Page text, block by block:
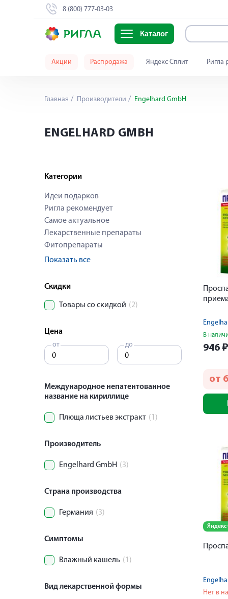
8 (800) 777-03-03
Каталог
Акции Распродажа Яндекс Сплит Ригла
Главная Производители Engelhard GmbH
ENGELHARD GMBH
Категории
Идеи подарков
Ригла рекомендует
Самое актуальное
Лекарственные препараты
Фитопрепараты
Показать все
Скидки
Товары со скидкой (2)
Цена
от до
Международное непатентованное
название на кириллице
Плюща листьев экстракт (1)
Производитель
Engelhard GmbH (3)
Страна производства
Германия (3)
Симптомы
Влажный кашель (1)
Вид лекарственной формы
В
946 ₽
от
Яндекс
Нет в